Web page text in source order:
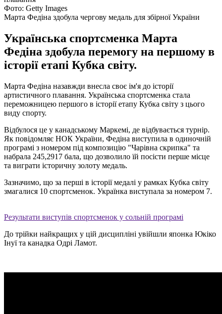
Фото: Getty Images
Марта Федіна здобула чергову медаль для збірної України
Українська спортсменка Марта
Федіна здобула перемогу на першому в
історії етапі Кубка світу.
Марта Федіна назавжди внесла своє ім'я до історії
артистичного плавання. Українська спортсменка стала
переможницею першого в історії етапу Кубка світу з цього
виду спорту.
Відбулося це у канадському Маркемі, де відбувається турнір.
Як повідомляє НОК України, Федіна виступила в одиночній
програмі з номером під композицію "Чарівна скрипка" та
набрала 245,2917 бала, що дозволило їй посісти перше місце
та виграти історичну золоту медаль.
Зазначимо, що за перші в історії медалі у рамках Кубка світу
змагалися 10 спортсменок. Українка виступала за номером 7.
Результати виступів спортсменок у сольній програмі
До трійки найкращих у цій дисципліні увійшли японка Юкіко
Інуї та канадка Одрі Ламот.